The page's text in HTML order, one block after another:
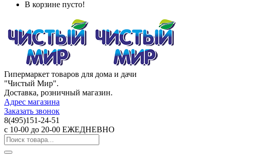
В корзине пусто!
Гипермаркет товаров для дома и дачи
"Чистый Мир".
Доставка, розничный магазин.
Адрес магазина
Заказать звонок
8(495)151-24-51
с 10-00 до 20-00 ЕЖЕДНЕВНО